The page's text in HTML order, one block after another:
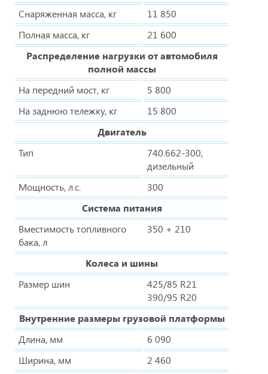
Снаряженная масса, кг
11 850
Полная масса, кг
21 600
Распределение нагрузки от автомобиля
полной массы
На передний мост, кг
5 800
На заднюю тележку, кг
15 800
Двигатель
Тип
740.662-300,
дизельный
Мощность, л.с.
300
Система питания
Вместимость топливного
бака, л
350 + 210
Колеса и шины
Размер шин
425/85 R21
390/95 R20
Внутренние размеры грузовой платформы
Длина, мм
6 090
Ширина, мм
2 460